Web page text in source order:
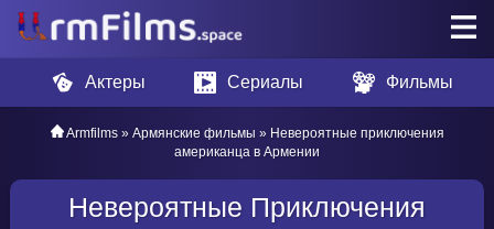
Актеры Сериалы Фильмы
Armfilms » Армянские фильмы » Невероятные приключения
американца в Армении
Невероятные Приключения